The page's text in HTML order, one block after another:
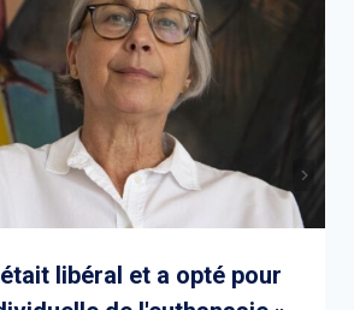
libéral et a opté pour